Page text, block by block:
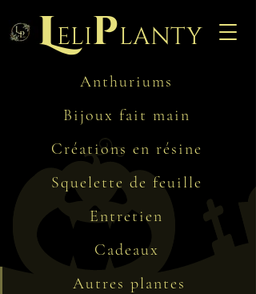
Leliplanty
Anthuriums
Bijoux fait main
Créations en résine
Squelette de feuille
Entretien
Cadeaux
Autres plantes